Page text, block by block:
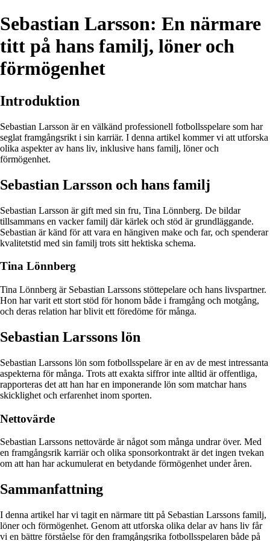
Sebastian Larsson: En närmare
titt på hans familj, löner och
förmögenhet
Introduktion
Sebastian Larsson är en välkänd professionell fotbollsspelare som har
seglat framgångsrikt i sin karriär. I denna artikel kommer vi att utforska
olika aspekter av hans liv, inklusive hans familj, löner och
förmögenhet.
Sebastian Larsson och hans familj
Sebastian Larsson är gift med sin fru, Tina Lönnberg. De bildar
tillsammans en vacker familj där kärlek och stöd är grundläggande.
Sebastian är känd för att vara en hängiven make och far, och spenderar
kvalitetstid med sin familj trots sitt hektiska schema.
Tina Lönnberg
Tina Lönnberg är Sebastian Larssons stöttepelare och hans livspartner.
Hon har varit ett stort stöd för honom både i framgång och motgång,
och deras relation har blivit ett föredöme för många.
Sebastian Larssons lön
Sebastian Larssons lön som fotbollsspelare är en av de mest intressanta
aspekterna för många. Trots att exakta siffror inte alltid är offentliga,
rapporteras det att han har en imponerande lön som matchar hans
skicklighet och erfarenhet inom sporten.
Nettovärde
Sebastian Larssons nettovärde är något som många undrar över. Med
en framgångsrik karriär och olika sponsorkontrakt är det ingen tvekan
om att han har ackumulerat en betydande förmögenhet under åren.
Sammanfattning
I denna artikel har vi tagit en närmare titt på Sebastian Larssons familj,
löner och förmögenhet. Genom att utforska olika delar av hans liv får
vi en bättre förståelse för den framgångsrika fotbollsspelaren både på